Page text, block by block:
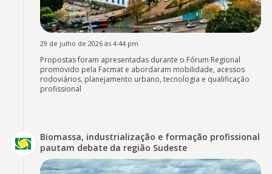
29 de julho de 2026 às 4:44 pm
Propostas foram apresentadas durante o Fórum Regional
promovido pela Facmat e abordaram mobilidade, acessos
rodoviários, planejamento urbano, tecnologia e qualificação
profissional
Biomassa, industrialização e formação profissional
pautam debate da região Sudeste